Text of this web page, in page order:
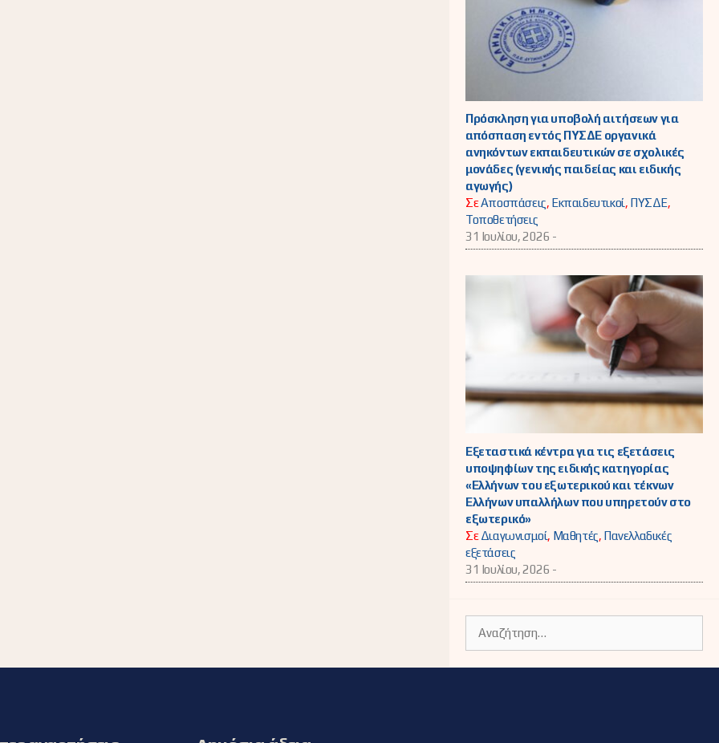
Πρόσκληση για υποβολή αιτήσεων για
απόσπαση εντός ΠΥΣΔΕ οργανικά
ανηκόντων εκπαιδευτικών σε σχολικές
μονάδες (γενικής παιδείας και ειδικής
αγωγής)
ΣεΑποσπάσεις, Εκπαιδευτικοί, ΠΥΣΔΕ,
Τοποθετήσεις
31 Ιουλίου, 2026 -
Εξεταστικά κέντρα για τις εξετάσεις
υποψηφίων της ειδικής κατηγορίας
«Ελλήνων του εξωτερικού και τέκνων
Ελλήνων υπαλλήλων που υπηρετούν στο
εξωτερικό»
ΣεΔιαγωνισμοί, Μαθητές, Πανελλαδικές
εξετάσεις
31 Ιουλίου, 2026 -
για: